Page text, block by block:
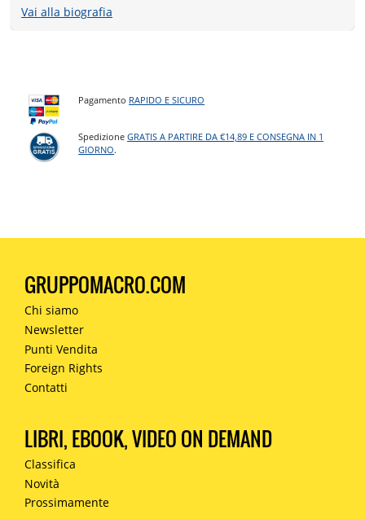
Vai alla biografia
Pagamento RAPIDO E SICURO
SpedizioneGRATIS A PARTIRE DA €14,89 E CONSEGNA IN 1
GIORNO.
GRUPPOMACRO.COM
Chi siamo
Newsletter
Punti Vendita
Foreign Rights
Contatti
LIBRI, EBOOK, VIDEO ON DEMAND
Classifica
Novità
Prossimamente